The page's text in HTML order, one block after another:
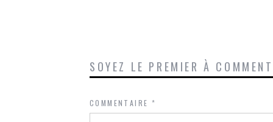
SOYEZ LE PREMIER À
COMMENTAIRE *